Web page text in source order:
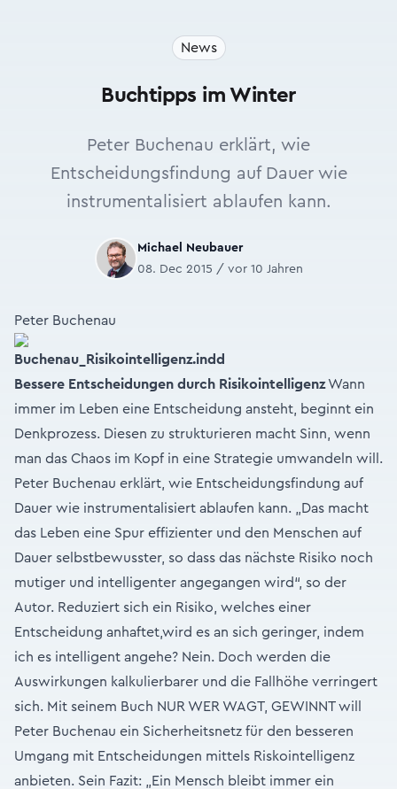
News
Buchtipps im Winter
Peter Buchenau erklärt, wie
Entscheidungsfindung auf Dauer wie
instrumentalisiert ablaufen kann.
Michael Neubauer
08. Dec 2015 / vor 10 Jahren
Peter Buchenau
Bessere Entscheidungen durch RisikointelligenzWann
immer im Leben eine Entscheidung ansteht, beginnt ein
Denkprozess. Diesen zu strukturieren macht Sinn, wenn
man das Chaos im Kopf in eine Strategie umwandeln will.
Peter Buchenau erklärt, wie Entscheidungsfindung auf
Dauer wie instrumentalisiert ablaufen kann. „Das macht
das Leben eine Spur effizienter und den Menschen auf
Dauer selbstbewusster, so dass das nächste Risiko noch
mutiger und intelligenter angegangen wird“, so der
Autor. Reduziert sich ein Risiko, welches einer
Entscheidung anhaftet,wird es an sich geringer, indem
ich es intelligent angehe? Nein. Doch werden die
Auswirkungen kalkulierbarer und die Fallhöhe verringert
sich. Mit seinem Buch NUR WER WAGT, GEWINNT will
Peter Buchenau ein Sicherheitsnetz für den besseren
Umgang mit Entscheidungen mittels Riskointelligenz
anbieten. Sein Fazit: „Ein Mensch bleibt immer ein